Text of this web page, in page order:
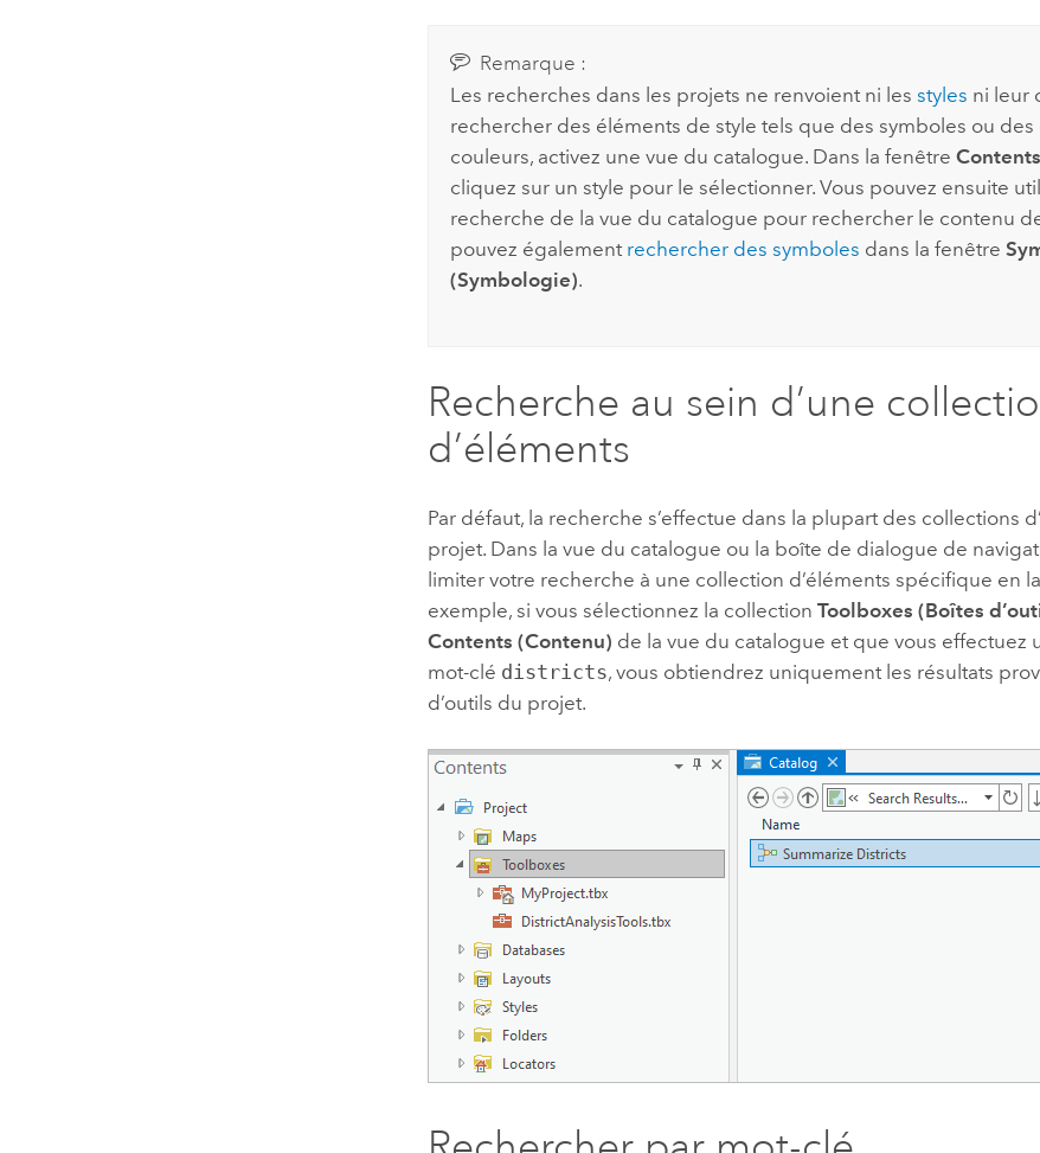
Remarque :
Les recherches dans les projets ne renvoient ni les styles ni leur
rechercher des éléments de style tels que des symboles ou
couleurs, activez une vue du catalogue. Dans la fenêtre
cliquez sur un style pour le sélectionner. Vous pouvez ensuite
recherche de la vue du catalogue pour rechercher le contenu
pouvez également rechercher des symboles dans la fenêtre
(Symbologie).
Recherche au sein d’une
d’éléments
Par défaut, la recherche s’effectue dans la plupart des collections
projet. Dans la vue du catalogue ou la boîte de dialogue de
limiter votre recherche à une collection d’éléments spécifique en
exemple, si vous sélectionnez la collectionToolboxes (Boîtes
Contents (Contenu) de la vue du catalogue et que vous effectuez
mot-clé districts, vous obtiendrez uniquement les résultats
d’outils du projet.